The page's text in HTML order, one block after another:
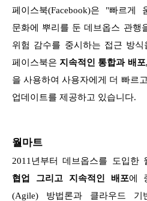
페이스북(Facebook)은 "빠르게
문화에 뿌리를 둔 데브옵스 관행
위험 감수를 중시하는 접근 방
페이스북은 지속적인 통합과 배
을 사용하여 사용자에게 더 빠르
업데이트를 제공하고 있습니다.
월마트
2011년부터 데브옵스를 도입한
협업 그리고 지속적인 배포에
(Agile) 방법론과 클라우드